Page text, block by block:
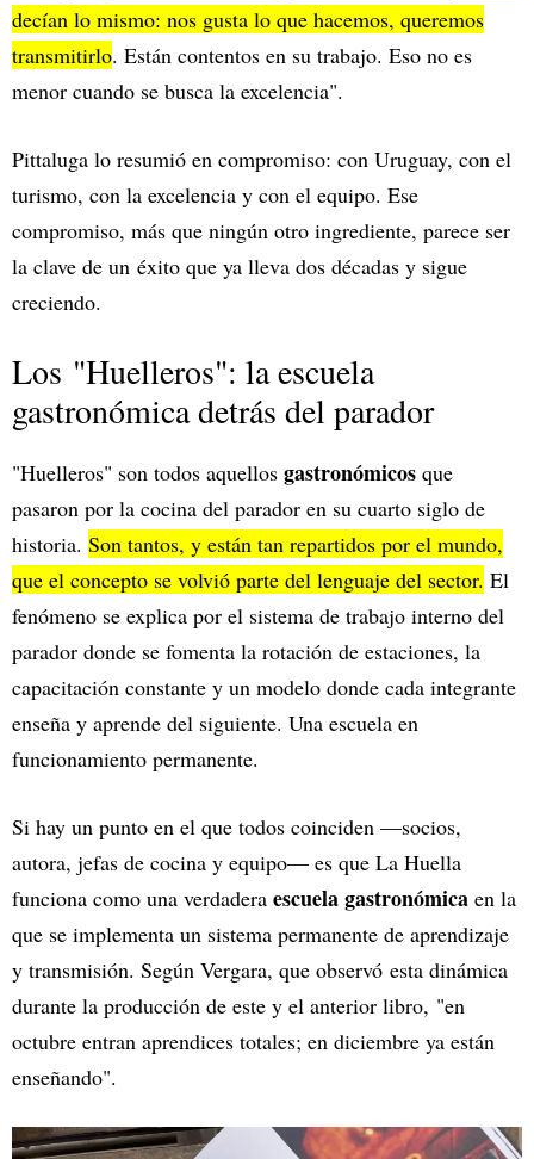
decían lo mismo: nos gusta lo que hacemos, queremos
transmitirlo. Están contentos en su trabajo. Eso no es
menor cuando se busca la excelencia".
Pittaluga lo resumió en compromiso: con Uruguay, con el
turismo, con la excelencia y con el equipo. Ese
compromiso, más que ningún otro ingrediente, parece ser
la clave de un éxito que ya lleva dos décadas y sigue
creciendo.
Los "Huelleros": la escuela
gastronómica detrás del parador
"Huelleros" son todos aquellos gastronómicos que
pasaron por la cocina del parador en su cuarto siglo de
historia. Son tantos, y están tan repartidos por el mundo,
que el concepto se volvió parte del lenguaje del sector. El
fenómeno se explica por el sistema de trabajo interno del
parador donde se fomenta la rotación de estaciones, la
capacitación constante y un modelo donde cada integrante
enseña y aprende del siguiente. Una escuela en
funcionamiento permanente.
Si hay un punto en el que todos coinciden —socios,
autora, jefas de cocina y equipo— es que La Huella
funciona como una verdadera escuela gastronómica en la
que se implementa un sistema permanente de aprendizaje
y transmisión. Según Vergara, que observó esta dinámica
durante la producción de este y el anterior libro, "en
octubre entran aprendices totales; en diciembre ya están
enseñando".